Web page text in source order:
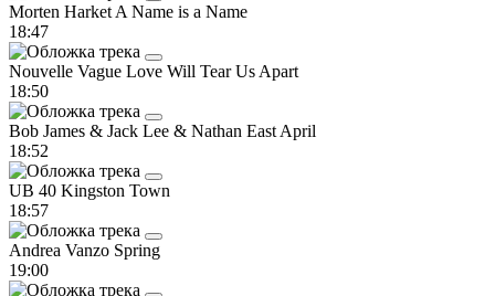
Morten Harket A Name is a Name
18:47
Nouvelle Vague Love Will Tear Us Apart
18:50
Bob James & Jack Lee & Nathan East April
18:52
UB 40 Kingston Town
18:57
Andrea Vanzo Spring
19:00